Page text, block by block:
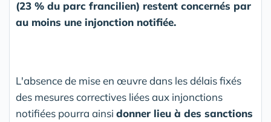
(23 % du parc francilien) restent concernés par
au moins une injonction notifiée.
L'absence de mise en œuvre dans les délais fixés
des mesures correctives liées aux injonctions
notifiées pourra ainsi donner lieu à des sanctions